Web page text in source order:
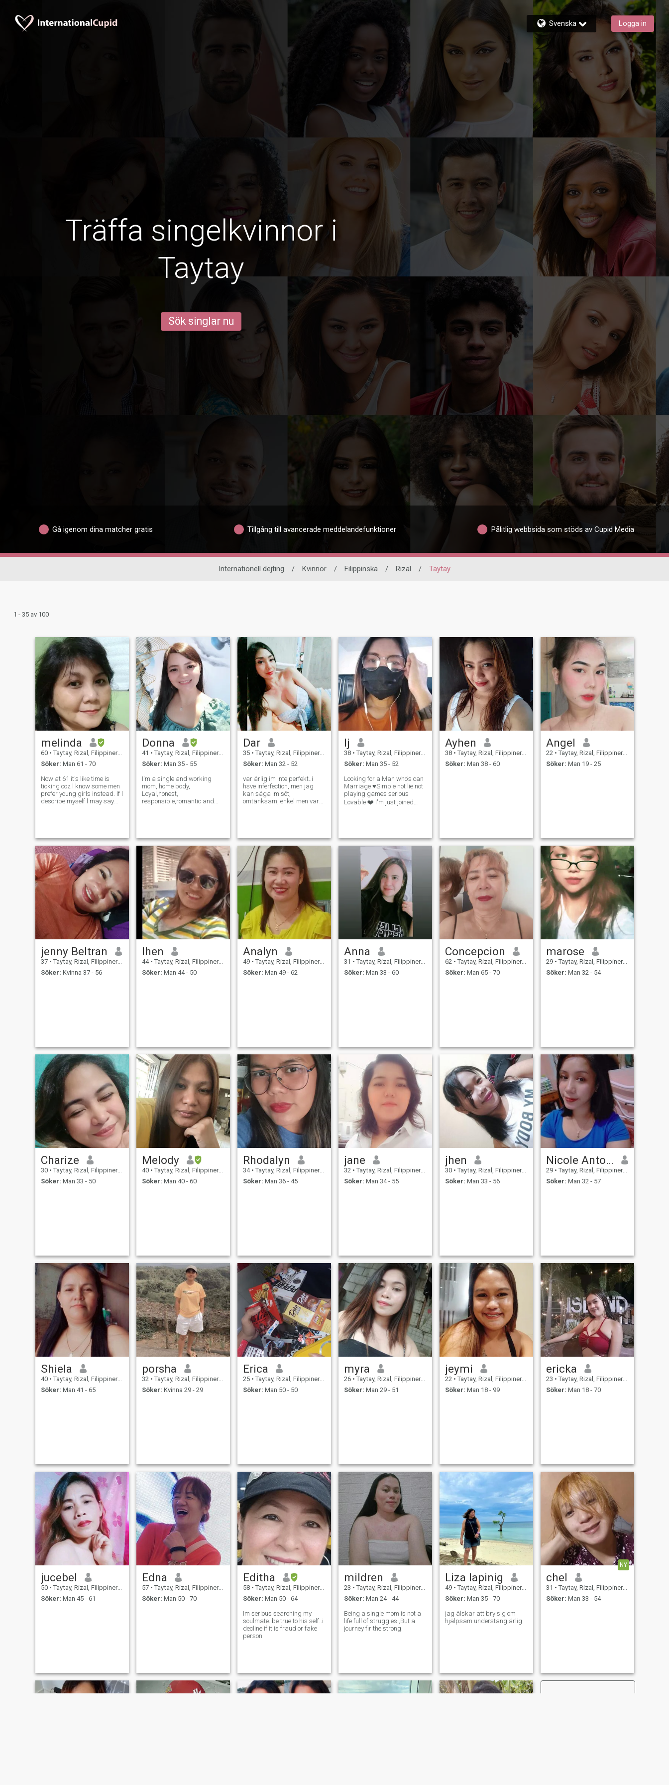
Svenska Logga in
Träffa singelkvinnor i
Taytay
Sök singlar nu
Gå igenom dina matcher gratis Tillgång till avancerade meddelandefunktioner Pålitlig webbsida som stöds av Cupid Media
Internationell dejting / Kvinnor / Filippinska / Rizal / Taytay
1 - 35 av 100
melinda
60 • Taytay, Rizal, Filippinerna
Söker: Man 61 - 70
Now at 61 it's like time is
ticking coz l know some men
prefer young girls instead. If l
describe myself l may say
to cry on. Life
Donna
41 • Taytay, Rizal, Filippinerna
Söker: Man 35 - 55
I'm a single and working
mom, home body,
Loyal,honest,
responsible,romantic and
here for hook ups and really
looking for the right man who
will
Dar
35 • Taytay, Rizal, Filippinerna
Söker: Man 32 - 52
var ärlig im inte perfekt..i
hsve inferfection, men jag
kan säga im söt,
omtänksam, enkel men varm
tvingar ingen att gilla mig..
jag väntar & väntar på min
rätta❤️❤️❤️
lj
38 • Taytay, Rizal, Filippinerna
Söker: Man 35 - 52
Looking for a Man who's can
Marriage ♥️Simple not lie not
playing games serious
Lovable ❤️ I'm just joined
now because my only I'd he
Ayhen
38 • Taytay, Rizal, Filippinerna
Söker: Man 38 - 60
Angel
22 • Taytay, Rizal, Filippinerna
Söker: Man 19 - 25
jenny Beltran
37 • Taytay, Rizal, Filippinerna
Söker: Kvinna 37 - 56
lhen
44 • Taytay, Rizal, Filippinerna
Söker: Man 44 - 50
Analyn
49 • Taytay, Rizal, Filippinerna
Söker: Man 49 - 62
Anna
31 • Taytay, Rizal, Filippinerna
Söker: Man 33 - 60
Concepcion
62 • Taytay, Rizal, Filippinerna
Söker: Man 65 - 70
marose
29 • Taytay, Rizal, Filippinerna
Söker: Man 32 - 54
Charize
30 • Taytay, Rizal, Filippinerna
Söker: Man 33 - 50
Melody
40 • Taytay, Rizal, Filippinerna
Söker: Man 40 - 60
Rhodalyn
34 • Taytay, Rizal, Filippinerna
Söker: Man 36 - 45
jane
32 • Taytay, Rizal, Filippinerna
Söker: Man 34 - 55
jhen
30 • Taytay, Rizal, Filippinerna
Söker: Man 33 - 56
Nicole Antonette
29 • Taytay, Rizal, Filippinerna
Söker: Man 32 - 57
Shiela
40 • Taytay, Rizal, Filippinerna
Söker: Man 41 - 65
porsha
32 • Taytay, Rizal, Filippinerna
Söker: Kvinna 29 - 29
Erica
25 • Taytay, Rizal, Filippinerna
Söker: Man 50 - 50
myra
26 • Taytay, Rizal, Filippinerna
Söker: Man 29 - 51
jeymi
22 • Taytay, Rizal, Filippinerna
Söker: Man 18 - 99
ericka
23 • Taytay, Rizal, Filippinerna
Söker: Man 18 - 70
jucebel
50 • Taytay, Rizal, Filippinerna
Söker: Man 45 - 61
Edna
57 • Taytay, Rizal, Filippinerna
Söker: Man 50 - 70
Editha
58 • Taytay, Rizal, Filippinerna
Söker: Man 50 - 64
Im serious searching my
soulmate..be true to his self..i
decline if it is fraud or fake
person
mildren
23 • Taytay, Rizal, Filippinerna
Söker: Man 24 - 44
Being a single mom is not a
life full of struggles ,But a
journey fir the strong.
Liza lapinig
49 • Taytay, Rizal, Filippinerna
Söker: Man 35 - 70
jag älskar att bry sig om
hjälpsam understang ärlig
NY
chel
31 • Taytay, Rizal, Filippinerna
Söker: Man 33 - 54